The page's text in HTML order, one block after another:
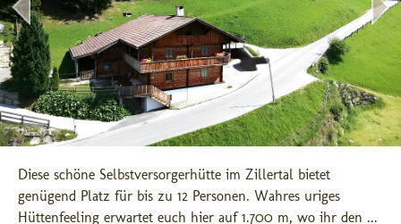
Diese schöne Selbstversorgerhütte im Zillertal bietet
genügend Platz für bis zu 12 Personen. Wahres uriges
Hüttenfeeling erwartet euch hier auf 1.700 m, wo ihr den ...